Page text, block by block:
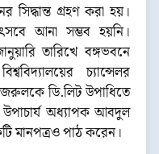
সিদ্ধান্ত গ্রহণ করা হয়।
আনা সম্ভব হয়নি।
তারিখে বঙ্গভবনে
চ্যান্সেলর
নজরুলকে ডি.লিট উপাধিতে
উপাচার্য অধ্যাপক আবদুল
মানপত্রও পাঠ করেন।